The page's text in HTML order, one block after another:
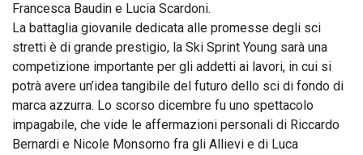
Francesca Baudin e Lucia Scardoni.
La battaglia giovanile dedicata alle promesse degli sci
stretti è di grande prestigio, la Ski Sprint Young sarà una
competizione importante per gli addetti ai lavori, in cui si
potrà avere un’idea tangibile del futuro dello sci di fondo di
marca azzurra. Lo scorso dicembre fu uno spettacolo
impagabile, che vide le affermazioni personali di Riccardo
Bernardi e Nicole Monsorno fra gli Allievi e di Luca